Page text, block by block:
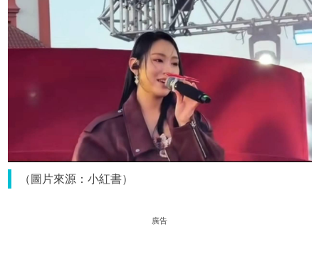
（圖片來源：小紅書）
廣告